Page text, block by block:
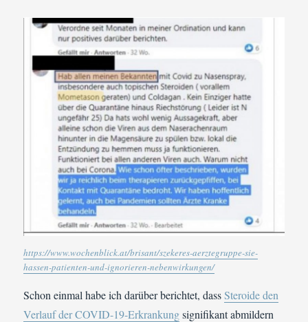
https://www.wochenblick.at/brisant/szekeres-aerztegruppe-sie-
hassen-patienten-und-ignorieren-nebenwirkungen/
Schon einmal habe ich darüber berichtet, dassSteroide den
Verlauf der COVID-19-Erkrankungsignifikant abmildern